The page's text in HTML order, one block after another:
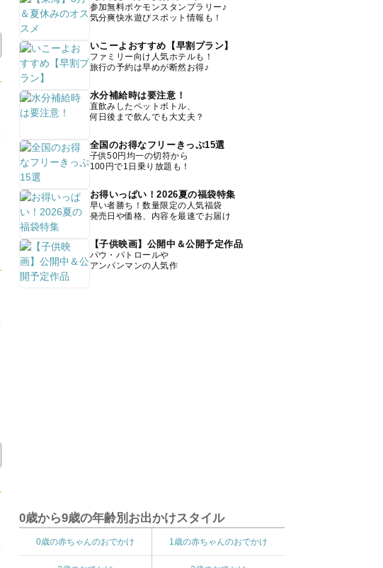
参加無料ポケモンスタンプラリー♪
気分爽快水遊びスポット情報も！
いこーよおすすめ【早割プラン】
ファミリー向け人気ホテルも！
旅行の予約は早めが断然お得♪
水分補給時は要注意！
直飲みしたペットボトル、
何日後まで飲んでも大丈夫？
全国のお得なフリーきっぷ15選
子供50円均一の切符から
100円で1日乗り放題も！
お得いっぱい！2026夏の福袋特集
早い者勝ち！数量限定の人気福袋
発売日や価格、内容を最速でお届け
【子供映画】公開中＆公開予定作品
パウ・パトロールや
アンパンマンの人気作
0歳から9歳の年齢別お出かけスタイル
0歳の赤ちゃんのおでかけ 1歳の赤ちゃんのおでかけ